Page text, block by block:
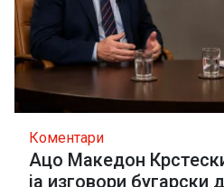
Коментари
Ацо Македон
ја изговори бугарски